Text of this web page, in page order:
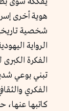
هوية أخرى
شخصية
الرواية
الفكرة الكبرى
تبني بوعي
الفكري
كاتبها عنها،